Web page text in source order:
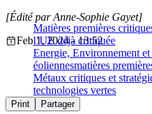
Matières premières
l’UE déjà critiquée
[Édité par Anne-Sophie Gayet]
Feb 1, 2024 - 13:52
Energie, Environnement
éoliennesmatières
Métaux critiques et
technologies vertes
Print Partager